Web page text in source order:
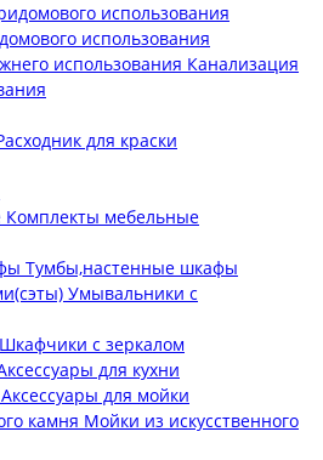
использования
Канализация
для краски
Комплекты мебельные
Тумбы,настенные шкафы
Умывальники с
Шкафчики с зеркалом
для кухни
Аксессуары для мойки
Мойки из искусственного